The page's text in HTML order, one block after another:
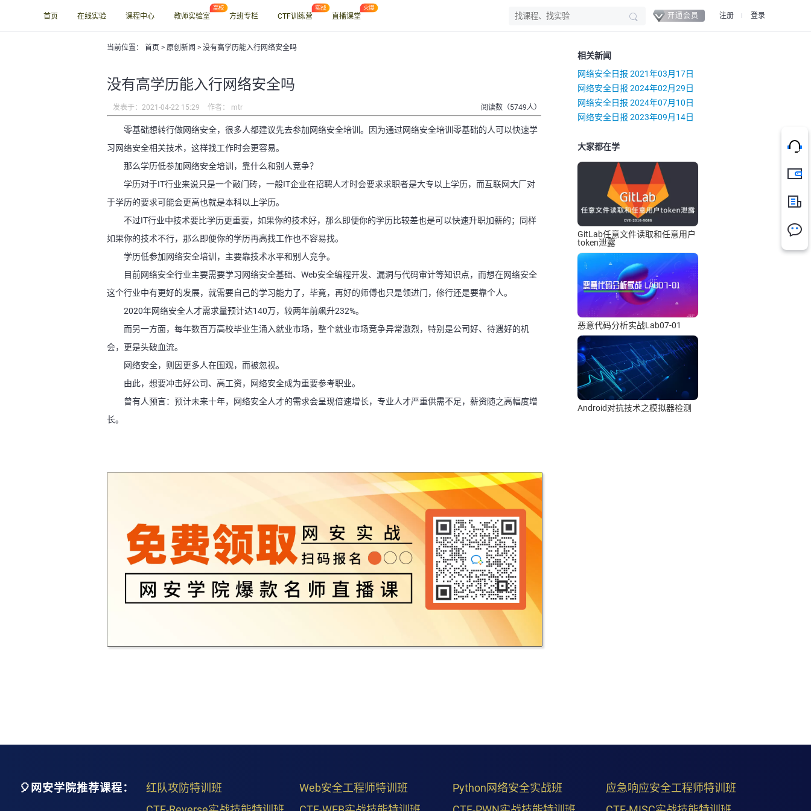
首页 在线实验 课程中心 教师实验室 方班专栏 CTF训练营 直播课堂 开通会员 注册 登录
当前位置： 首页 > 原创新闻 > 没有高学历能入行网络安全吗
没有高学历能入行网络安全吗
发表于：2021-04-22 15:29 作者： mtr 阅读数（5749人）
零基础想转行做网络安全，很多人都建议先去参加网络安全培训。因为通过网络安全培训零基础的人可以快速学
习网络安全相关技术，这样找工作时会更容易。
那么学历低参加网络安全培训，靠什么和别人竞争？
学历对于IT行业来说只是一个敲门砖，一般IT企业在招聘人才时会要求求职者是大专以上学历，而互联网大厂对
于学历的要求可能会更高也就是本科以上学历。
不过IT行业中技术要比学历更重要，如果你的技术好，那么即便你的学历比较差也是可以快速升职加薪的；同样
如果你的技术不行，那么即便你的学历再高找工作也不容易找。
学历低参加网络安全培训，主要靠技术水平和别人竞争。
目前网络安全行业主要需要学习网络安全基础、Web安全编程开发、漏洞与代码审计等知识点，而想在网络安全
这个行业中有更好的发展，就需要自己的学习能力了，毕竟，再好的师傅也只是领进门，修行还是要靠个人。
2020年网络安全人才需求量预计达140万，较两年前飙升232%。
而另一方面，每年数百万高校毕业生涌入就业市场，整个就业市场竞争异常激烈，特别是公司好、待遇好的机
会，更是头破血流。
网络安全，则因更多人在围观，而被忽视。
由此，想要冲击好公司、高工资，网络安全成为重要参考职业。
曾有人预言：预计未来十年，网络安全人才的需求会呈现倍速增长，专业人才严重供需不足，薪资随之高幅度增
长。
相关新闻
网络安全日报 2021年03月17日
网络安全日报 2024年02月29日
网络安全日报 2024年07月10日
网络安全日报 2023年09月14日
大家都在学
GitLab任意文件读取和任意用户
token泄露
恶意代码分析实战Lab07-01
Android对抗技术之模拟器检测
🎈网安学院推荐课程： 红队攻防特训班 Web安全工程师特训班 Python网络安全实战班
应急响应安全工程师特训班